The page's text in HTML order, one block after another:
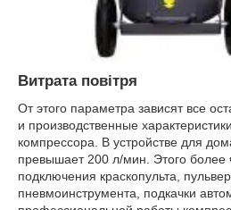
Витрата повітря
От этого параметра зависят все
и производственные
компрессора. В устройстве для
превышает 200 л/мин. Этого более
подключения краскопульта,
пневмоинструмента, подкачки